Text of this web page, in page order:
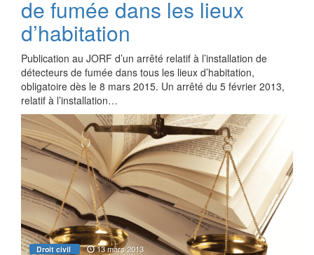
de fumée dans les lieux
d’habitation
Publication au JORF d’un arrêté relatif à l’installation de
détecteurs de fumée dans tous les lieux d’habitation,
obligatoire dès le 8 mars 2015. Un arrêté du 5 février 2013,
relatif à l’installation…
Droit civil 13 mars 2013